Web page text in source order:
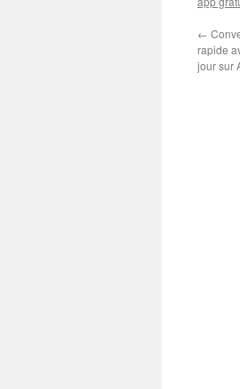
←
rapide
jour sur